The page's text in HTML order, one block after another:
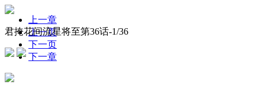
君掩花间流星将至第36话-1/36
上一章
上一页
下一页
下一章